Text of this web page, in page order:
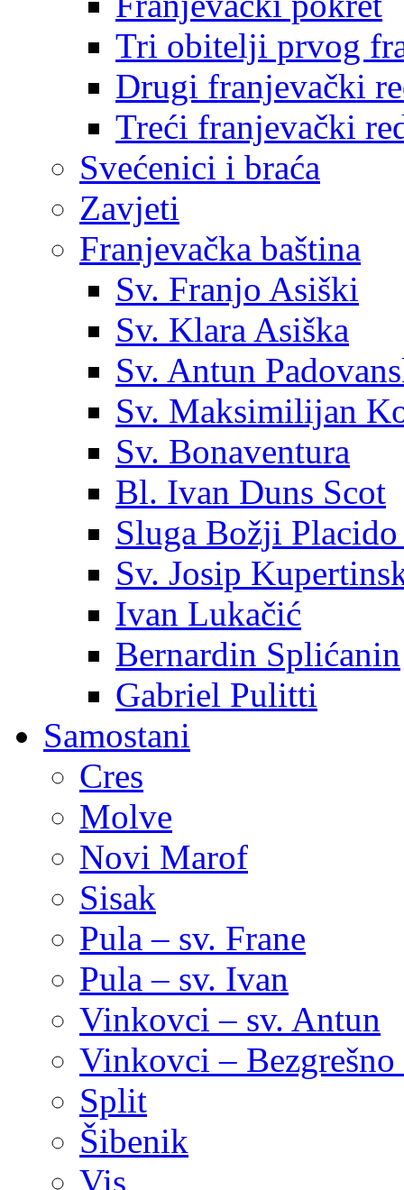
Tri obitelji prvog
Drugi franjevački
Treći franjevački
Svećenici i braća
Zavjeti
Franjevačka baština
Sv. Franjo Asiški
Sv. Klara Asiška
Sv. Antun
Sv. Maksimilijan
Sv. Bonaventura
Bl. Ivan Duns Scot
Sluga Božji Placido
Sv. Josip
Ivan Lukačić
Bernardin Splićanin
Gabriel Pulitti
Samostani
Cres
Molve
Novi Marof
Sisak
Pula – sv. Frane
Pula – sv. Ivan
Vinkovci – sv. Antun
Vinkovci –
Split
Šibenik
Vis